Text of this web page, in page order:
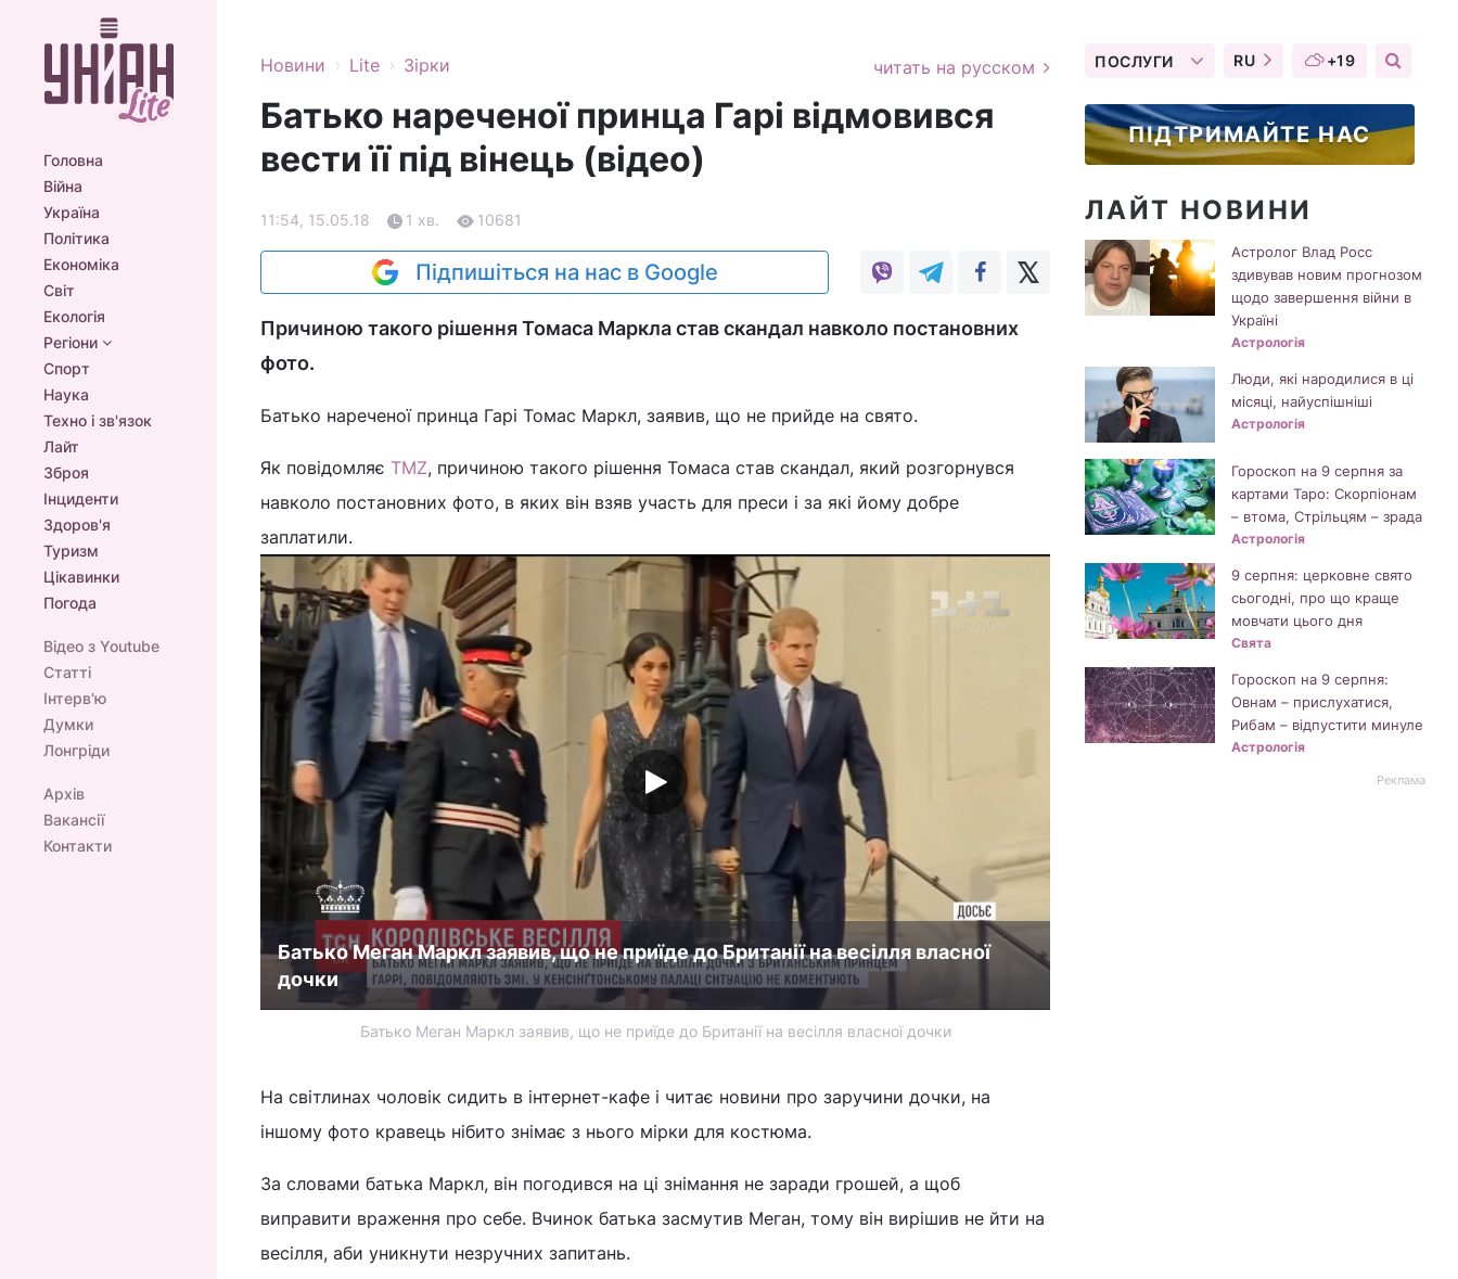
Головна
Війна
Україна
Політика
Економіка
Світ
Екологія
Регіони
Спорт
Наука
Техно і зв'язок
Лайт
Зброя
Інциденти
Здоров'я
Туризм
Цікавинки
Погода
Відео з Youtube
Статті
Інтерв'ю
Думки
Лонгріди
Архів
Вакансії
Контакти
Новини › Lite › Зірки читать на русском
Батько нареченої принца Гарі відмовився
вести її під вінець (відео)
11:54, 15.05.18 1 хв. 10681
Підпишіться на нас в Google
Причиною такого рішення Томаса Маркла став скандал навколо постановних
фото.
Батько нареченої принца Гарі Томас Маркл, заявив, що не прийде на свято.
Як повідомляє TMZ, причиною такого рішення Томаса став скандал, який розгорнувся
навколо постановних фото, в яких він взяв участь для преси і за які йому добре
заплатили.
Батько Меган Маркл заявив, що не приїде до Британії на весілля власної
дочки
Батько Меган Маркл заявив, що не приїде до Британії на весілля власної дочки
На світлинах чоловік сидить в інтернет-кафе і читає новини про заручини дочки, на
іншому фото кравець нібито знімає з нього мірки для костюма.
За словами батька Маркл, він погодився на ці знімання не заради грошей, а щоб
виправити враження про себе. Вчинок батька засмутив Меган, тому він вирішив не йти на
весілля, аби уникнути незручних запитань.
ПОСЛУГИ RU +19
ПІДТРИМАЙТЕ НАС
ЛАЙТ НОВИНИ
Астролог Влад Росс
здивував новим прогнозом
щодо завершення війни в
Україні
Астрологія
Люди, які народилися в ці
місяці, найуспішніші
Астрологія
Гороскоп на 9 серпня за
картами Таро: Скорпіонам
– втома, Стрільцям – зрада
Астрологія
9 серпня: церковне свято
сьогодні, про що краще
мовчати цього дня
Свята
Гороскоп на 9 серпня:
Овнам – прислухатися,
Рибам – відпустити минуле
Астрологія
Реклама